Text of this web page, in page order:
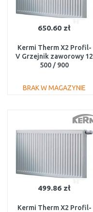
650.60 zł
Kermi Therm X2 Profil-
V Grzejnik zaworowy 12
500 / 900
BRAK W MAGAZYNIE
Do porównania
499.86 zł
Kermi Therm X2 Profil-